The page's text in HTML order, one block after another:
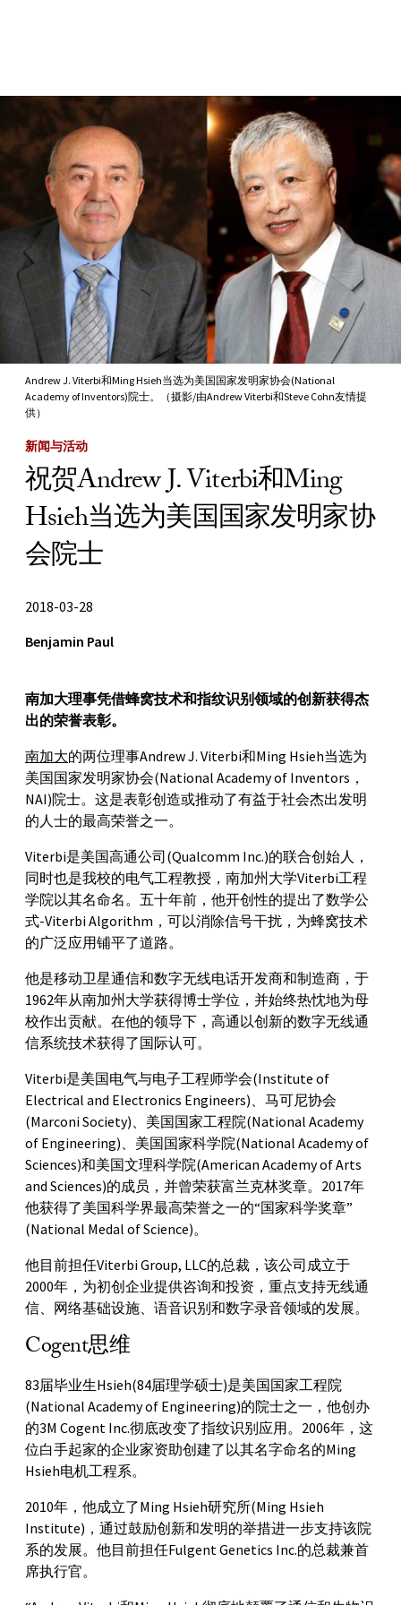
Skip to Content
Andrew J. Viterbi和Ming Hsieh当选为美国国家发明家协会(National
Academy of Inventors)院士。（摄影/由Andrew Viterbi和Steve Cohn友情提
供）
新闻与活动
祝贺Andrew J. Viterbi和Ming
Hsieh当选为美国国家发明家协
会院士
2018-03-28
Benjamin Paul
南加大理事凭借蜂窝技术和指纹识别领域的创新获得杰
出的荣誉表彰。
南加大的两位理事Andrew J. Viterbi和Ming Hsieh当选为
美国国家发明家协会(National Academy of Inventors，
NAI)院士。这是表彰创造或推动了有益于社会杰出发明
的人士的最高荣誉之一。
Viterbi是美国高通公司(Qualcomm Inc.)的联合创始人，
同时也是我校的电气工程教授，南加州大学Viterbi工程
学院以其名命名。五十年前，他开创性的提出了数学公
式-Viterbi Algorithm，可以消除信号干扰，为蜂窝技术
的广泛应用铺平了道路。
他是移动卫星通信和数字无线电话开发商和制造商，于
1962年从南加州大学获得博士学位，并始终热忱地为母
校作出贡献。在他的领导下，高通以创新的数字无线通
信系统技术获得了国际认可。
Viterbi是美国电气与电子工程师学会(Institute of
Electrical and Electronics Engineers)、马可尼协会
(Marconi Society)、美国国家工程院(National Academy
of Engineering)、美国国家科学院(National Academy of
Sciences)和美国文理科学院(American Academy of Arts
and Sciences)的成员，并曾荣获富兰克林奖章。2017年
他获得了美国科学界最高荣誉之一的“国家科学奖章”
(National Medal of Science)。
他目前担任Viterbi Group, LLC的总裁，该公司成立于
2000年，为初创企业提供咨询和投资，重点支持无线通
信、网络基础设施、语音识别和数字录音领域的发展。
Cogent思维
83届毕业生Hsieh(84届理学硕士)是美国国家工程院
(National Academy of Engineering)的院士之一，他创办
的3M Cogent Inc.彻底改变了指纹识别应用。2006年，这
位白手起家的企业家资助创建了以其名字命名的Ming
Hsieh电机工程系。
2010年，他成立了Ming Hsieh研究所(Ming Hsieh
Institute)，通过鼓励创新和发明的举措进一步支持该院
系的发展。他目前担任Fulgent Genetics Inc.的总裁兼首
席执行官。